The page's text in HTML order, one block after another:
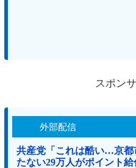
スポン
外部配信
共産党「これは酷い…京都
たない29万人がポイント給